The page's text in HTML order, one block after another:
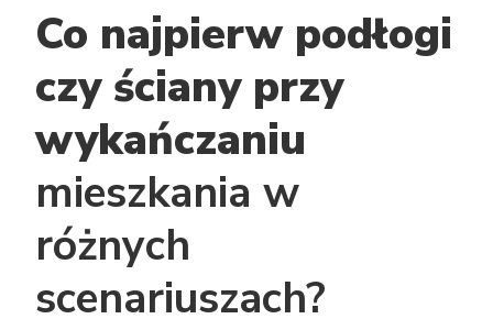
Co najpierw podłogi
czy ściany przy
wykańczaniu
mieszkania w
różnych
scenariuszach?